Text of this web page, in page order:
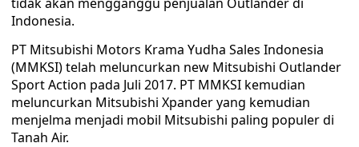
Indonesia.
PT Mitsubishi Motors Krama Yudha Sales Indonesia
(MMKSI) telah meluncurkan new Mitsubishi Outlander
Sport Action pada Juli 2017. PT MMKSI kemudian
meluncurkan Mitsubishi Xpander yang kemudian
menjelma menjadi mobil Mitsubishi paling populer di
Tanah Air.